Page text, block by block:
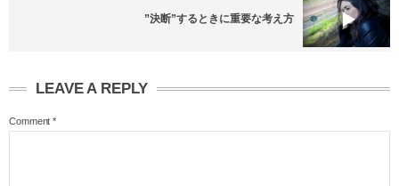
”決断”するときに重要な考え方
LEAVE A REPLY
Comment *